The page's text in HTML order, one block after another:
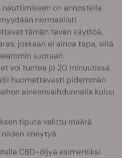
on annostella
normaalisti
tämän tavan käyttöä.
joskaan ei ainoa tapa, sillä
suoraan
voi tuntea jo 20 minuutissa.
huomattavasti pidemmän
aineenvaihdunnalla kuluu
tiputa valittu määrä
imeytyä.
CBD-öljyä esimerkiksi